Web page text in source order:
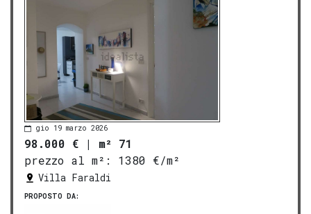
gio 19 marzo 2026
98.000 € | m² 71
prezzo al m²:
1380 €/m²
Villa Faraldi
PROPOSTO DA: